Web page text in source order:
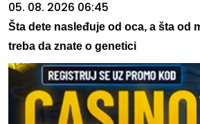
05. 08. 2026 06:45
Šta dete nasleđuje od oca, a šta od
treba da znate o genetici